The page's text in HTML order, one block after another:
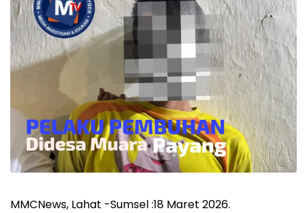
MMCNews, Lahat -Sumsel :18 Maret 2026.